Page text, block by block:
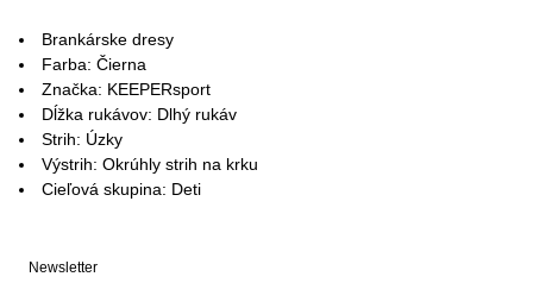
Brankárske dresy
Farba: Čierna
Značka: KEEPERsport
Dĺžka rukávov: Dlhý rukáv
Strih: Úzky
Výstrih: Okrúhly strih na krku
Cieľová skupina: Deti
Newsletter